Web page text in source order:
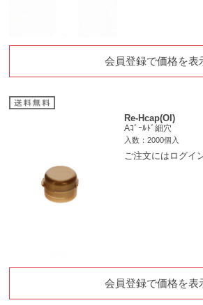
会員登録で価格を表
Re-Hcap(OI)
Aｺﾞｰﾙﾄﾞ細穴
入数：2000個入
ご注文にはログイ
会員登録で価格を表